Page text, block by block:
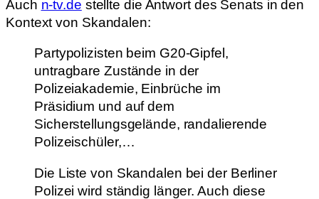
Auch n-tv.de stellte die Antwort des Senats in den
Kontext von Skandalen:
Partypolizisten beim G20-Gipfel,
untragbare Zustände in der
Polizeiakademie, Einbrüche im
Präsidium und auf dem
Sicherstellungsgelände, randalierende
Polizeischüler,…
Die Liste von Skandalen bei der Berliner
Polizei wird ständig länger. Auch diese